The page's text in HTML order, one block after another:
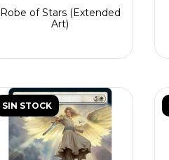
Robe of Stars (Extended
Art)
SIN STOCK